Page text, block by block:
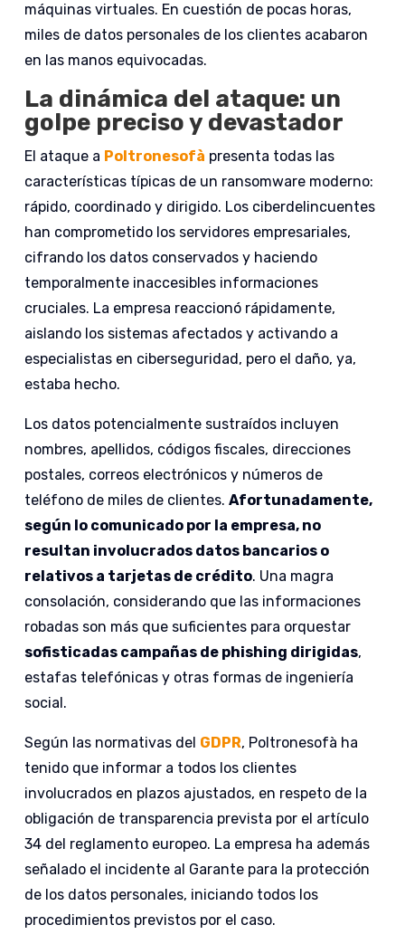
máquinas virtuales. En cuestión de pocas horas,
miles de datos personales de los clientes acabaron
en las manos equivocadas.
La dinámica del ataque: un
golpe preciso y devastador
El ataque a Poltronesofà presenta todas las
características típicas de un ransomware moderno:
rápido, coordinado y dirigido. Los ciberdelincuentes
han comprometido los servidores empresariales,
cifrando los datos conservados y haciendo
temporalmente inaccesibles informaciones
cruciales. La empresa reaccionó rápidamente,
aislando los sistemas afectados y activando a
especialistas en ciberseguridad, pero el daño, ya,
estaba hecho.
Los datos potencialmente sustraídos incluyen
nombres, apellidos, códigos fiscales, direcciones
postales, correos electrónicos y números de
teléfono de miles de clientes.Afortunadamente,
según lo comunicado por la empresa, no
resultan involucrados datos bancarios o
relativos a tarjetas de crédito. Una magra
consolación, considerando que las informaciones
robadas son más que suficientes para orquestar
sofisticadas campañas de phishing dirigidas,
estafas telefónicas y otras formas de ingeniería
social.
Según las normativas del GDPR, Poltronesofà ha
tenido que informar a todos los clientes
involucrados en plazos ajustados, en respeto de la
obligación de transparencia prevista por el artículo
34 del reglamento europeo. La empresa ha además
señalado el incidente al Garante para la protección
de los datos personales, iniciando todos los
procedimientos previstos por el caso.